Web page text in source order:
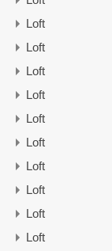
Loft
Loft
Loft
Loft
Loft
Loft
Loft
Loft
Loft
Loft